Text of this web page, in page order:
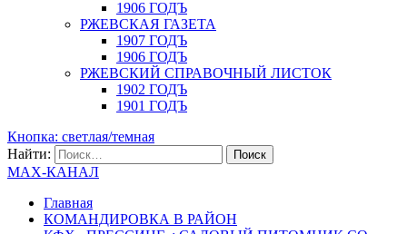
1906 ГОДЪ
РЖЕВСКАЯ ГАЗЕТА
1907 ГОДЪ
1906 ГОДЪ
РЖЕВСКИЙ СПРАВОЧНЫЙ ЛИСТОК
1902 ГОДЪ
1901 ГОДЪ
Кнопка: светлая/темная
Найти:
MAX-КАНАЛ
Главная
КОМАНДИРОВКА В РАЙОН